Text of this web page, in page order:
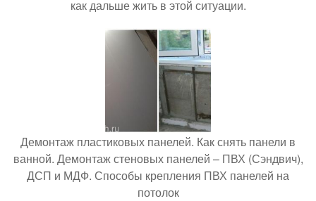
как дальше жить в этой ситуации.
Демонтаж пластиковых панелей. Как снять панели в
ванной. Демонтаж стеновых панелей – ПВХ (Сэндвич),
ДСП и МДФ. Способы крепления ПВХ панелей на
потолок